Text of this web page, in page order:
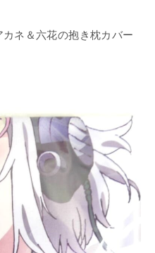
ネ＆六花の抱き枕カバー